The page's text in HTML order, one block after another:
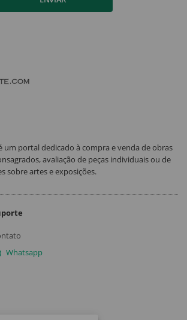
um portal dedicado à compra e venda de obras
avaliação de peças individuais ou de
sobre artes e exposições.
Whatsapp